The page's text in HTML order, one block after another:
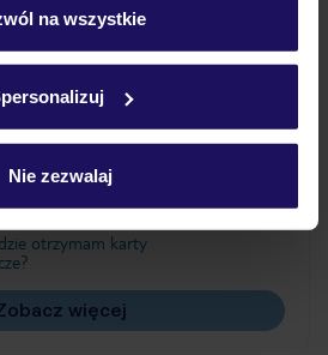
o plikach cookie znajdziesz
na wszystkie
Nie zezwalaj
pytania
osobę zgłaszającą?
TUI?
otrzymam karty
więcej